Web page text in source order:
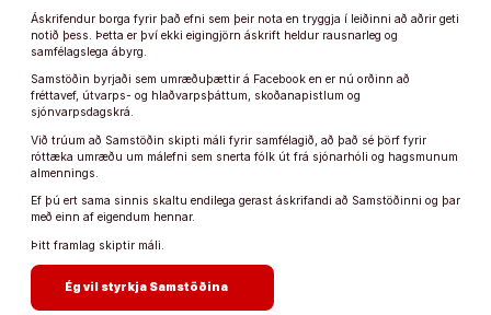
Áskrifendur borga fyrir það efni sem þeir nota en tryggja í leiðinni að aðrir geti
notið þess. Þetta er því ekki eigingjörn áskrift heldur rausnarleg og
samfélagslega ábyrg.
Samstöðin byrjaði sem umræðuþættir á Facebook en er nú orðinn að
fréttavef, útvarps- og hlaðvarpsþáttum, skoðanapistlum og
sjónvarpsdagskrá.
Við trúum að Samstöðin skipti máli fyrir samfélagið, að það sé þörf fyrir
róttæka umræðu um málefni sem snerta fólk út frá sjónarhóli og hagsmunum
almennings.
Ef þú ert sama sinnis skaltu endilega gerast áskrifandi að Samstöðinni og þar
með einn af eigendum hennar.
Þitt framlag skiptir máli.
Ég vil styrkja Samstöðina